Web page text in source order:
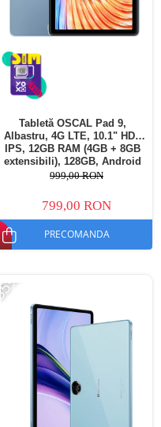
Tabletă OSCAL Pad 9,
Albastru, 4G LTE, 10.1" HD+
IPS, 12GB RAM (4GB + 8GB
extensibili), 128GB, Android
15, 7700mAh, Dual SIM
999,00 RON
799,00 RON
PRECOMANDA
-35%